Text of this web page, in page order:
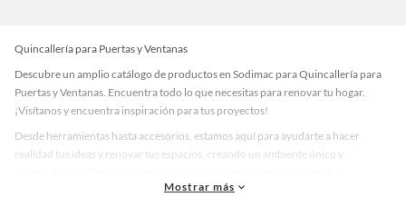
Quincallería para Puertas y Ventanas
Descubre un amplio catálogo de productos en Sodimac para Quincallería para
Puertas y Ventanas. Encuentra todo lo que necesitas para renovar tu hogar.
¡Visítanos y encuentra inspiración para tus proyectos!
Desde herramientas hasta accesorios, estamos aquí para ayudarte a hacer
realidad tus ideas y renovar tus espacios, creando un ambiente único y
accesorios de calidad que te ayudarán a crear un espacio más tú.
Mostrar más